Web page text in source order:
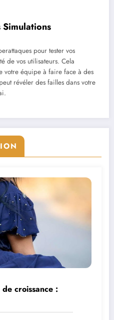
pour tester vos
de vos utilisateurs. Cela
votre équipe à faire face à des
révéler des failles dans votre
croissance :